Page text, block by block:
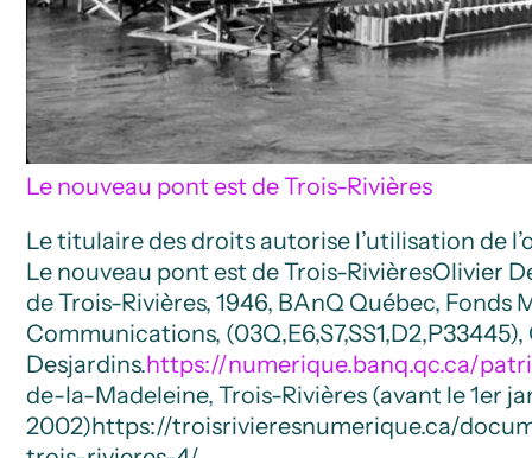
Le nouveau pont est de Trois-Rivières
Le titulaire des droits autorise l’utilisation de
Le nouveau pont est de Trois-RivièresOlivier
de Trois-Rivières, 1946, BAnQ Québec, Fonds
Communications,
Desjardins.https://numerique.banq.qc.ca/
de-la-Madeleine, Trois-Rivières (avant le 1er
2002)https://troisrivieresnumerique.ca/